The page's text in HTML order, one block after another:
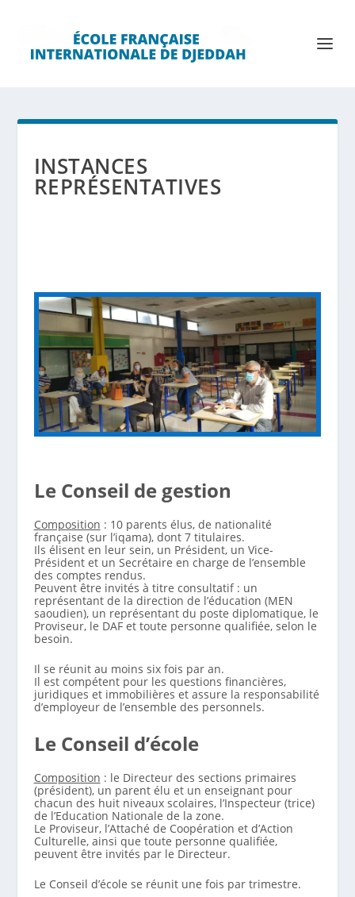
INSTANCES
REPRÉSENTATIVES
Le Conseil de gestion
Composition : 10 parents élus, de nationalité
française (sur l’iqama), dont 7 titulaires.
Ils élisent en leur sein, un Président, un Vice-
Président et un Secrétaire en charge de l’ensemble
des comptes rendus.
Peuvent être invités à titre consultatif : un
représentant de la direction de l’éducation (MEN
saoudien), un représentant du poste diplomatique, le
Proviseur, le DAF et toute personne qualifiée, selon le
besoin.
Il se réunit au moins six fois par an.
Il est compétent pour les questions financières,
juridiques et immobilières et assure la responsabilité
d’employeur de l’ensemble des personnels.
Le Conseil d’école
Composition : le Directeur des sections primaires
(président), un parent élu et un enseignant pour
chacun des huit niveaux scolaires, l’Inspecteur (trice)
de l’Education Nationale de la zone.
Le Proviseur, l’Attaché de Coopération et d’Action
Culturelle, ainsi que toute personne qualifiée,
peuvent être invités par le Directeur.
Le Conseil d’école se réunit une fois par trimestre.